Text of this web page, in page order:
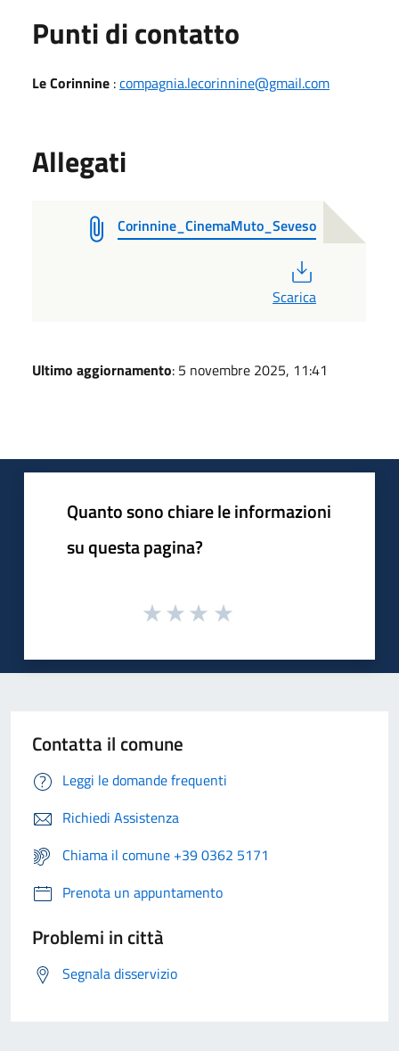
Punti di contatto
Le Corinnine :compagnia.lecorinnine@gmail.com
Allegati
Corinnine_CinemaMuto_Seveso
Scarica
Ultimo aggiornamento: 5 novembre 2025, 11:41
Quanto sono chiare le informazioni
su questa pagina?
Contatta il comune
Leggi le domande frequenti
Richiedi Assistenza
Chiama il comune +39 0362 5171
Prenota un appuntamento
Problemi in città
Segnala disservizio